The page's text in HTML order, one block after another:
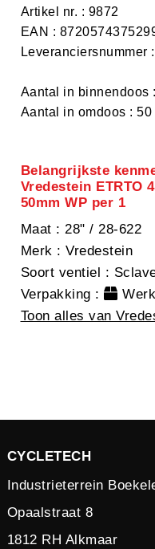
Artikel nr. : 9872
EAN :
Leveranciersnummer
Aantal in binnendoos
Aantal in omdoos : 50
Belangrijkste
Vredestein ETRTO
50mm WP per 1
Maat : 28" / 28-622
Merk : Vredestein
Soort ventiel :
Verpakking :
Toon alles van
CYCLETECH
Industrieterrein
Opaalstraat 8
1812 RH Alkmaar